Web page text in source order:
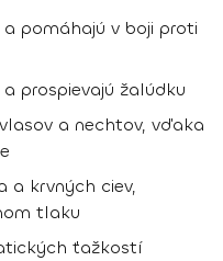
pomáhajú v boji proti
prospievajú žalúdku
a nechtov, vďaka
a krvných ciev,
tlaku
ťažkostí